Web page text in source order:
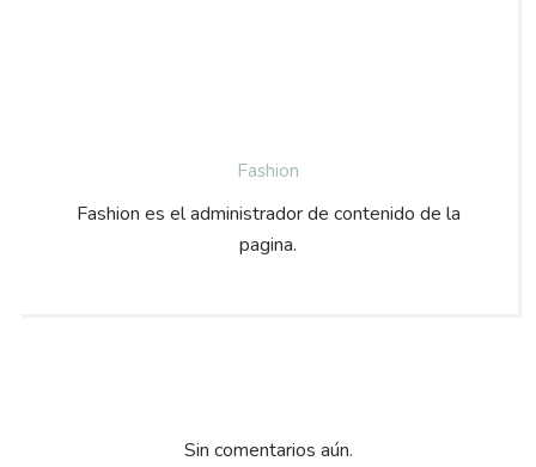
Fashion
Fashion es el administrador de contenido de la
pagina.
Sin comentarios aún.